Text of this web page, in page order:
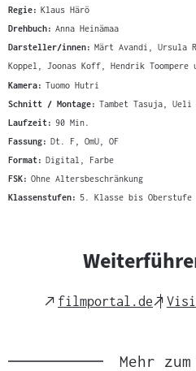
Regie: Klaus Härö
Drehbuch: Anna Heinämaa
Darsteller/innen: Märt Avandi, Ursula
Koppel, Joonas Koff, Hendrik Toompere
Kamera: Tuomo Hutri
Schnitt / Montage: Tambet Tasuja, Ueli
Laufzeit: 90 Min.
Fassung: Dt. F, OmU, OF
Format: Digital, Farbe
FSK: Ohne Altersbeschränkung
Klassenstufen: 5. Klasse bis Oberstufe
External
filmportal.de
Mehr zum